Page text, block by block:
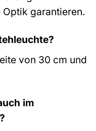
garantieren.
von 30 cm und
im